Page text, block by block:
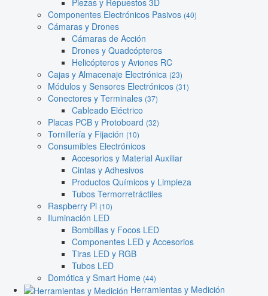
Componentes Electrónicos Pasivos (40)
Cámaras y Drones
Cámaras de Acción
Drones y Quadcópteros
Helicópteros y Aviones RC
Cajas y Almacenaje Electrónica (23)
Módulos y Sensores Electrónicos (31)
Conectores y Terminales (37)
Cableado Eléctrico
Placas PCB y Protoboard (32)
Tornillería y Fijación (10)
Consumibles Electrónicos
Accesorios y Material Auxiliar
Cintas y Adhesivos
Productos Químicos y Limpieza
Tubos Termorretráctiles
Raspberry Pi (10)
Iluminación LED
Bombillas y Focos LED
Componentes LED y Accesorios
Tiras LED y RGB
Tubos LED
Domótica y Smart Home (44)
Herramientas y Medición